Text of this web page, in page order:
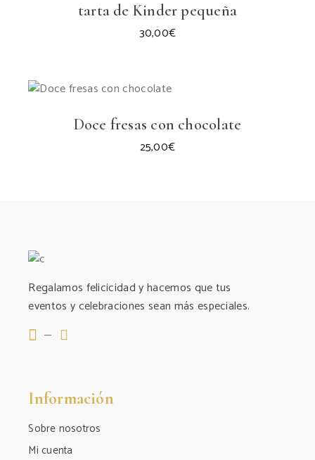
tarta de Kinder pequeña
30,00€
Doce fresas con chocolate
25,00€
Regalamos felicicidad y hacemos que tus
eventos y celebraciones sean más especiales.
Información
Sobre nosotros
Mi cuenta